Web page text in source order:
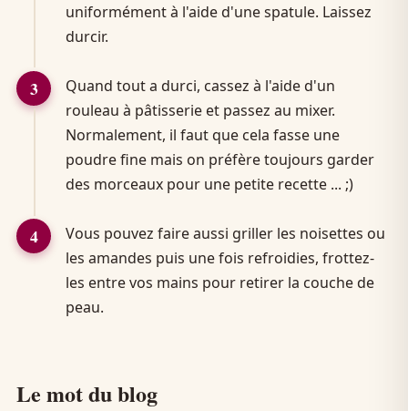
uniformément à l'aide d'une spatule. Laissez
durcir.
Quand tout a durci, cassez à l'aide d'un
rouleau à pâtisserie et passez au mixer.
Normalement, il faut que cela fasse une
poudre fine mais on préfère toujours garder
des morceaux pour une petite recette ... ;)
Vous pouvez faire aussi griller les noisettes ou
les amandes puis une fois refroidies, frottez-
les entre vos mains pour retirer la couche de
peau.
Le mot du blog